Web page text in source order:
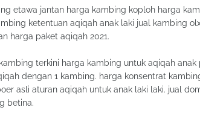
etawa jantan harga kambing koploh harga
ketentuan aqiqah anak laki jual kambing
harga paket aqiqah 2021.
terkini harga kambing untuk aqiqah anak
dengan 1 kambing. harga konsentrat
asli aturan aqiqah untuk anak laki laki. jual
betina.